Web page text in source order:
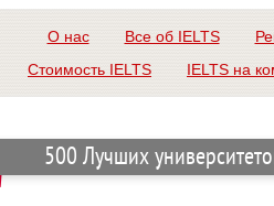
О нас Все об IELTS
Стоимость IELTS
IELTS на
500 Лучших